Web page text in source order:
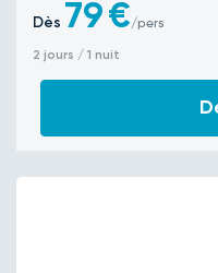
Dès 79€/pers
2 jours / 1 nuit